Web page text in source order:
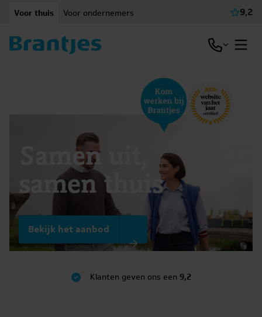
Voor thuis Voor ondernemers 9,2
Open /
Samen uit,
samen thuis
Bekijk het aanbod
Klanten geven ons een 9,2